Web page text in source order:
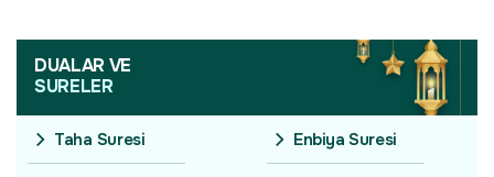
DUALAR VE
SURELER
Taha Suresi Enbiya Suresi